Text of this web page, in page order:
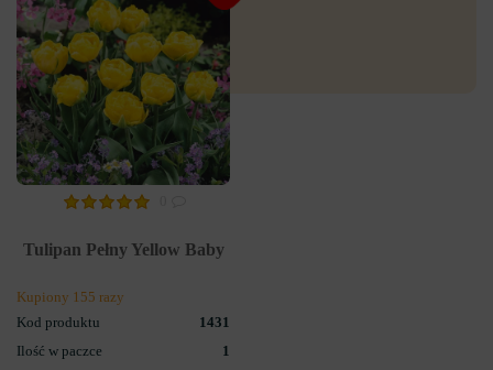
Tulipan Pełny Yellow Baby
Kupiony 155 razy
Kod produktu
1431
Ilość w paczce
1